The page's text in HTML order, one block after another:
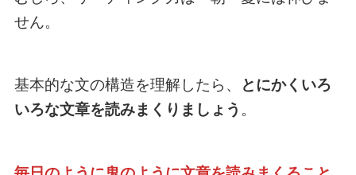
せん。
基本的な文の構造を理解したら、
とにかくいろ
いろな文章を読みまくりましょう 。